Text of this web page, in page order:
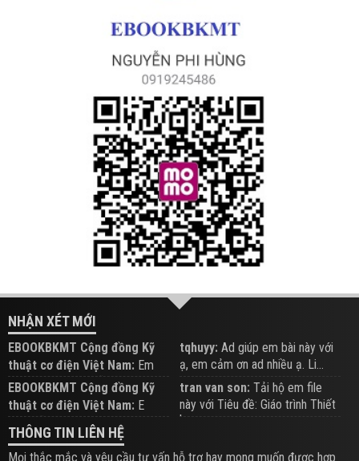
NHẬN XÉT MỚI
EBOOKBKMT Cộng đồng Kỹ
thuật cơ điện Việt Nam: Em
đăng trên Group hỗ trợ nhé
tqhuyy: Ad giúp em bài này với
ạ, em cảm ơn ad nhiều ạ. Li...
EBOOKBKMT Cộng đồng Kỹ
thuật cơ điện Việt Nam: E
xem hỗ trợ trên Group
tran van son: Tải hộ em file
này với Tiêu đề: Giáo trình Thiết
b...
THÔNG TIN LIÊN HỆ
Mọi thắc mắc và yêu cầu tư vấn hỗ trợ hay mong muốn được hợp